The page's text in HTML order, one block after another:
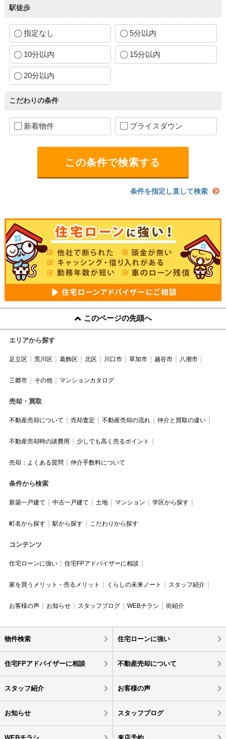
駅徒歩
指定なし 5分以内
10分以内 15分以内
20分以内
こだわりの条件
新着物件 プライスダウン
条件を指定し直して検索
このページの先頭へ
エリアから探す
足立区 荒川区 葛飾区 北区 川口市 草加市 越谷市 八潮市
三郷市 その他 マンションカタログ
売却・買取
不動産売却について 売却査定 不動産売却の流れ 仲介と買取の違い
不動産売却時の諸費用 少しでも高く売るポイント
売却：よくある質問 仲介手数料について
条件から検索
新築一戸建て 中古一戸建て 土地 マンション 学区から探す
町名から探す 駅から探す こだわりから探す
コンテンツ
住宅ローンに強い 住宅FPアドバイザーに相談
家を買うメリット・売るメリット くらしの未来ノート スタッフ紹介
お客様の声 お知らせ スタッフブログ WEBチラシ 街紹介
物件検索 住宅ローンに強い
住宅FPアドバイザーに相談 不動産売却について
スタッフ紹介 お客様の声
お知らせ スタッフブログ